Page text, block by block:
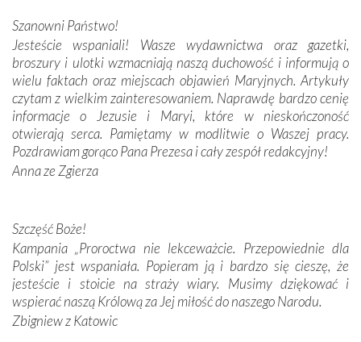
budowniczych.
Podążyliśmy też śladami fatimskich wizjonerów – Łucji
dos Santos oraz świętych Hiacynty i Franciszka Marto.
Modliliśmy się przy ich grobach. Odprawiliśmy Drogę
Krzyżową w ich rodzinnych stronach, odwiedziliśmy
domy, w których żyli.
W miejscu objawień Matki Bożej zapaliliśmy świece
Podczas tej kilkudniowej wyprawy na każdym kroku
spotykaliśmy się z serdeczną otwartością
Portugalczyków. Podziwialiśmy ich ludową sztukę i
zwyczaje. Mimo że nasze kraje są od siebie bardzo
oddalone, w żaden sposób nie czuliśmy się obco.
Sprawiła to oczywiście sama Matka Boża, ale też
kulturowa bliskość biorąca swój początek w naszej
Szanowni Państwo!
Jesteście wspaniali! Wasze wydawnictwa oraz gazetki,
broszury i ulotki wzmacniają naszą duchowość i informują o
wielu faktach oraz miejscach objawień Maryjnych. Artykuły
czytam z wielkim zainteresowaniem. Naprawdę bardzo cenię
informacje o Jezusie i Maryi, które w nieskończoność
otwierają serca. Pamiętamy w modlitwie o Waszej pracy.
Pozdrawiam gorąco Pana Prezesa i cały zespół redakcyjny!
Anna ze Zgierza
Szczęść Boże!
Kampania „Proroctwa nie lekceważcie. Przepowiednie dla
Polski” jest wspaniała. Popieram ją i bardzo się cieszę, że
jesteście i stoicie na straży wiary. Musimy dziękować i
wspierać naszą Królową za Jej miłość do naszego Narodu.
Zbigniew z Katowic